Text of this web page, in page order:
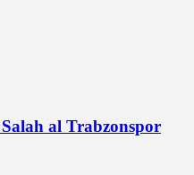
al Trabzonspor